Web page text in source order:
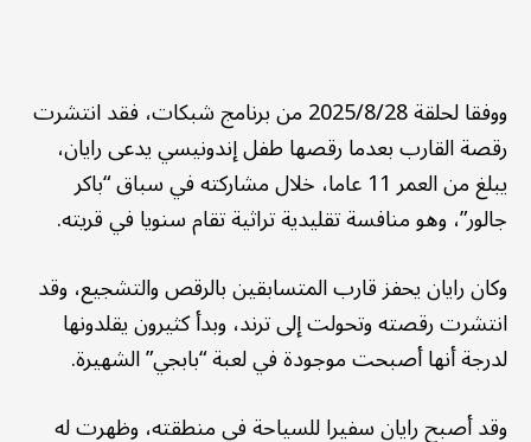
ووفقا لحلقة 2025/8/28 من برنامج شبكات، فقد انتشرت
رقصة القارب بعدما رقصها طفل إندونيسي يدعى رايان،
يبلغ من العمر 11 عاما، خلال مشاركته في سباق “باكر
جالور”، وهو منافسة تقليدية تراثية تقام سنويا في قريته.
وكان رايان يحفز قارب المتسابقين بالرقص والتشجيع، وقد
انتشرت رقصته وتحولت إلى ترند، وبدأ كثيرون يقلدونها
لدرجة أنها أصبحت موجودة في لعبة “بابجي” الشهيرة.
وقد أصبح رايان سفيرا للسياحة في منطقته، وظهرت له